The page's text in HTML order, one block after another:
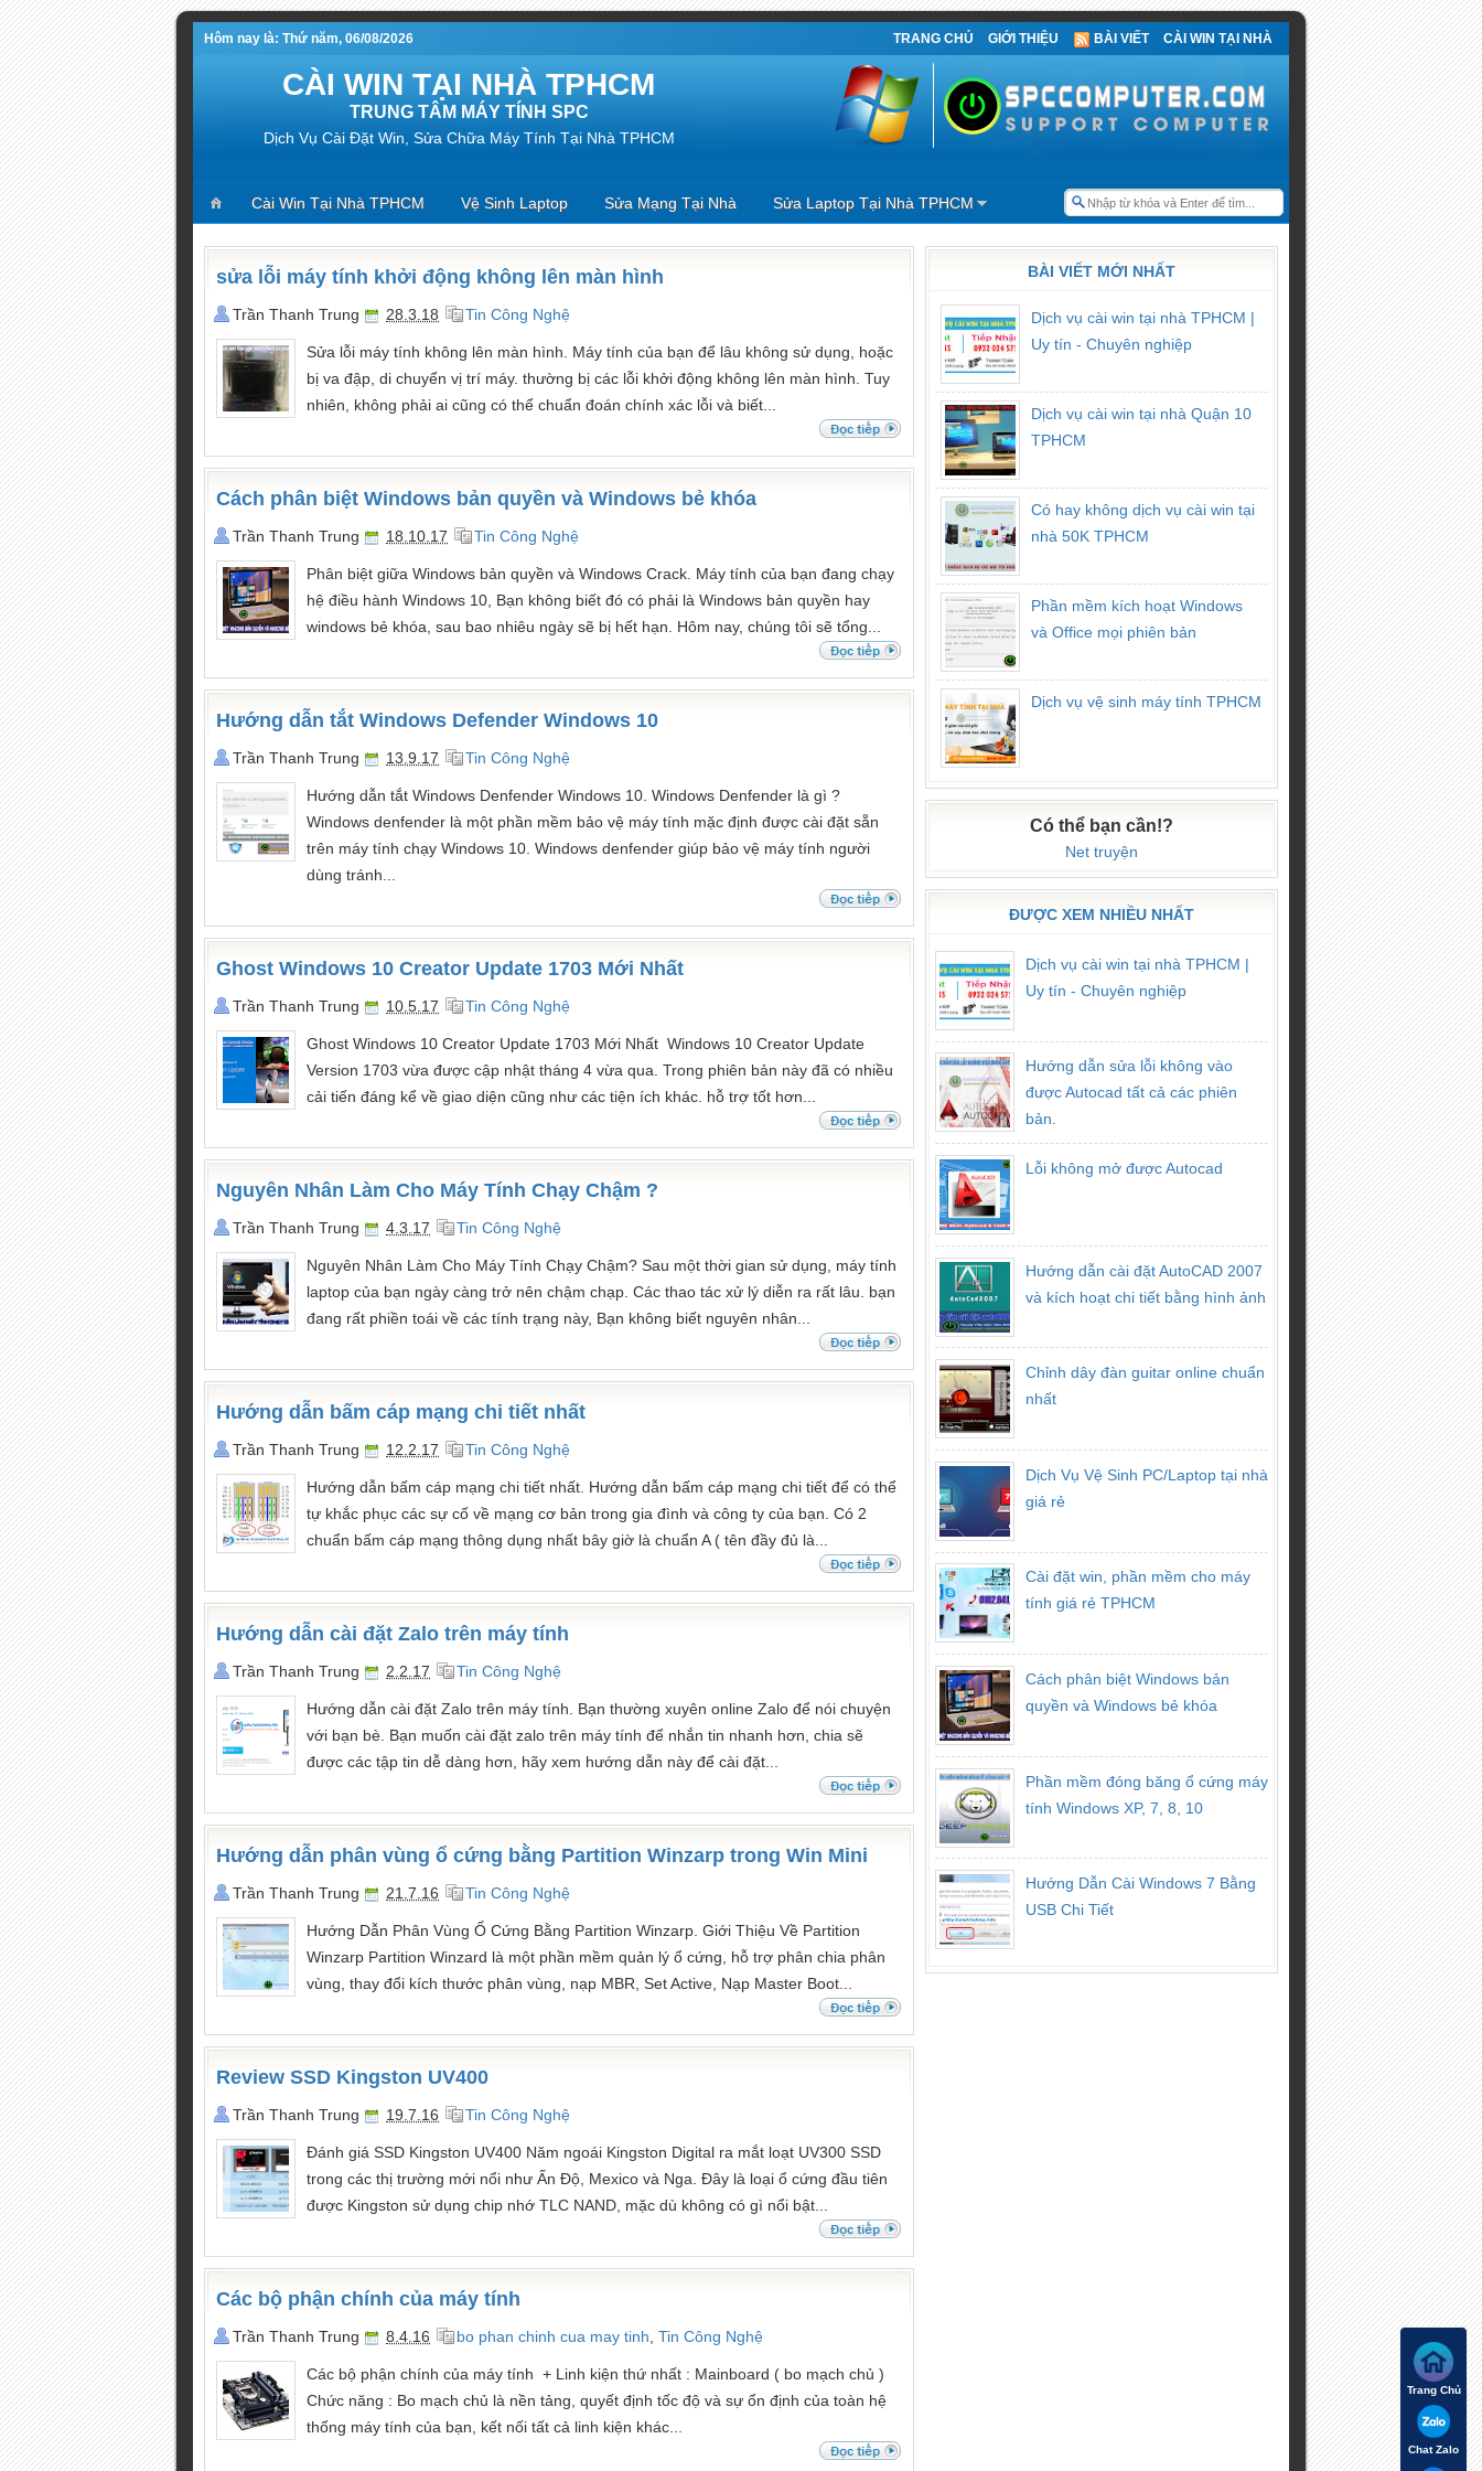
Hôm nay là: Thứ năm, 06/08/2026 TRANG CHỦ GIỚI THIỆU BÀI VIẾT CÀI WIN TẠI NHÀ
CÀI WIN TẠI NHÀ TPHCM
TRUNG TÂM MÁY TÍNH SPC
Dịch Vụ Cài Đặt Win, Sửa Chữa Máy Tính Tại Nhà TPHCM
Cài Win Tại Nhà TPHCM Vệ Sinh Laptop Sửa Mạng Tại Nhà Sửa Laptop Tại Nhà TPHCM
sửa lỗi máy tính khởi động không lên màn hình
Trần Thanh Trung 28.3.18 Tin Công Nghệ
Sửa lỗi máy tính không lên màn hình. Máy tính của bạn để lâu không sử dụng, hoặc
bị va đập, di chuyển vị trí máy. thường bị các lỗi khởi động không lên màn hình. Tuy
nhiên, không phải ai cũng có thể chuẩn đoán chính xác lỗi và biết...
Cách phân biệt Windows bản quyền và Windows bẻ khóa
Trần Thanh Trung 18.10.17 Tin Công Nghệ
Phân biệt giữa Windows bản quyền và Windows Crack. Máy tính của bạn đang chạy
hệ điều hành Windows 10, Bạn không biết đó có phải là Windows bản quyền hay
windows bẻ khóa, sau bao nhiêu ngày sẽ bị hết hạn. Hôm nay, chúng tôi sẽ tổng...
Hướng dẫn tắt Windows Defender Windows 10
Trần Thanh Trung 13.9.17 Tin Công Nghệ
Hướng dẫn tắt Windows Denfender Windows 10. Windows Denfender là gì ?
Windows denfender là một phần mềm bảo vệ máy tính mặc định được cài đặt sẵn
trên máy tính chạy Windows 10. Windows denfender giúp bảo vệ máy tính người
dùng tránh...
Ghost Windows 10 Creator Update 1703 Mới Nhất
Trần Thanh Trung 10.5.17 Tin Công Nghệ
Ghost Windows 10 Creator Update 1703 Mới Nhất Windows 10 Creator Update
Version 1703 vừa được cập nhật tháng 4 vừa qua. Trong phiên bản này đã có nhiều
cải tiến đáng kể về giao diện cũng như các tiện ích khác. hỗ trợ tốt hơn...
Nguyên Nhân Làm Cho Máy Tính Chạy Chậm ?
Trần Thanh Trung 4.3.17 Tin Công Nghệ
Nguyên Nhân Làm Cho Máy Tính Chạy Chậm? Sau một thời gian sử dụng, máy tính
laptop của bạn ngày càng trở nên chậm chạp. Các thao tác xử lý diễn ra rất lâu. bạn
đang rất phiền toái về các tính trạng này, Bạn không biết nguyên nhân...
Hướng dẫn bấm cáp mạng chi tiết nhất
Trần Thanh Trung 12.2.17 Tin Công Nghệ
Hướng dẫn bấm cáp mạng chi tiết nhất. Hướng dẫn bấm cáp mạng chi tiết để có thể
tự khắc phục các sự cố về mạng cơ bản trong gia đình và công ty của bạn. Có 2
chuẩn bấm cáp mạng thông dụng nhất bây giờ là chuẩn A ( tên đầy đủ là...
Hướng dẫn cài đặt Zalo trên máy tính
Trần Thanh Trung 2.2.17 Tin Công Nghệ
Hướng dẫn cài đặt Zalo trên máy tính. Bạn thường xuyên online Zalo để nói chuyện
với bạn bè. Bạn muốn cài đặt zalo trên máy tính để nhắn tin nhanh hơn, chia sẽ
được các tập tin dễ dàng hơn, hãy xem hướng dẫn này để cài đặt...
Hướng dẫn phân vùng ổ cứng bằng Partition Winzarp trong Win Mini
Trần Thanh Trung 21.7.16 Tin Công Nghệ
Hướng Dẫn Phân Vùng Ổ Cứng Bằng Partition Winzarp. Giới Thiệu Về Partition
Winzarp Partition Winzard là một phần mềm quản lý ổ cứng, hỗ trợ phân chia phân
vùng, thay đổi kích thước phân vùng, nạp MBR, Set Active, Nạp Master Boot...
Review SSD Kingston UV400
Trần Thanh Trung 19.7.16 Tin Công Nghệ
Đánh giá SSD Kingston UV400 Năm ngoái Kingston Digital ra mắt loạt UV300 SSD
trong các thị trường mới nổi như Ấn Độ, Mexico và Nga. Đây là loại ổ cứng đầu tiên
được Kingston sử dụng chip nhớ TLC NAND, mặc dù không có gì nổi bật...
Các bộ phận chính của máy tính
Trần Thanh Trung 8.4.16 bo phan chinh cua may tinh Tin Công Nghệ
Các bộ phận chính của máy tính + Linh kiện thứ nhất : Mainboard ( bo mạch chủ )
Chức năng : Bo mạch chủ là nền tảng, quyết định tốc độ và sự ổn định của toàn hệ
thống máy tính của bạn, kết nối tất cả linh kiện khác...
BÀI VIẾT MỚI NHẤT
Dịch vụ cài win tại nhà TPHCM |
Uy tín - Chuyên nghiệp
Dịch vụ cài win tại nhà Quận 10
TPHCM
Có hay không dịch vụ cài win tại
nhà 50K TPHCM
Phần mềm kích hoạt Windows
và Office mọi phiên bản
Dịch vụ vệ sinh máy tính TPHCM
Có thể bạn cần!?
Net truyện
ĐƯỢC XEM NHIỀU NHẤT
Dịch vụ cài win tại nhà TPHCM |
Uy tín - Chuyên nghiệp
Hướng dẫn sửa lỗi không vào
được Autocad tất cả các phiên
bản.
Lỗi không mở được Autocad
Hướng dẫn cài đặt AutoCAD 2007
và kích hoạt chi tiết bằng hình ảnh
Chỉnh dây đàn guitar online chuẩn
nhất
Dịch Vụ Vệ Sinh PC/Laptop tại nhà
giá rẻ
Cài đặt win, phần mềm cho máy
tính giá rẻ TPHCM
Cách phân biệt Windows bản
quyền và Windows bẻ khóa
Phần mềm đóng băng ổ cứng máy
tính Windows XP, 7, 8, 10
Hướng Dẫn Cài Windows 7 Bằng
USB Chi Tiết
Trang Chủ
Chat Zalo